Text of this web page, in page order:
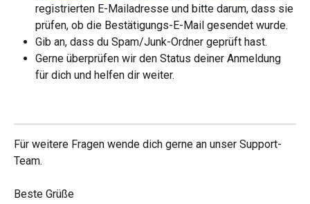
registrierten E-Mailadresse und bitte darum, dass sie
prüfen, ob die Bestätigungs-E-Mail gesendet wurde.
Gib an, dass du Spam/Junk-Ordner geprüft hast.
Gerne überprüfen wir den Status deiner Anmeldung
für dich und helfen dir weiter.
Für weitere Fragen wende dich gerne an unser Support-
Team.
Beste Grüße